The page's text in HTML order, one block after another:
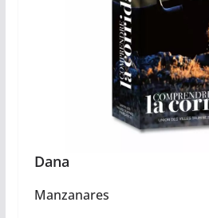
Dana
Manzanares